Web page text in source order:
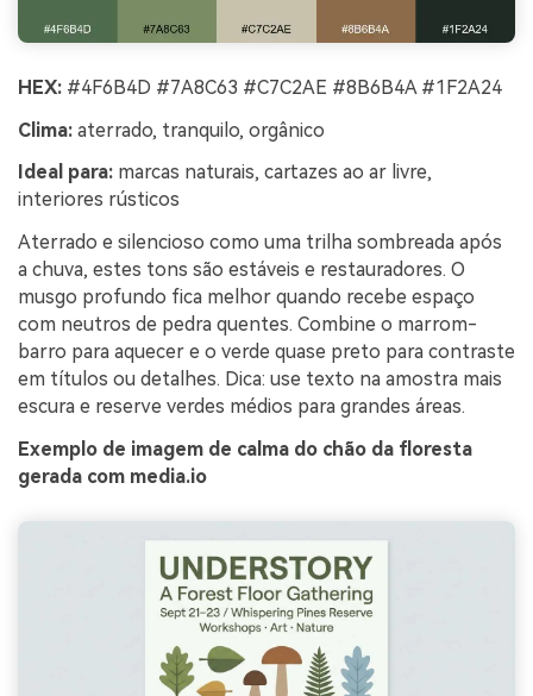
HEX: #4F6B4D #7A8C63 #C7C2AE #8B6B4A #1F2A24
Clima: aterrado, tranquilo, orgânico
Ideal para: marcas naturais, cartazes ao ar livre,
interiores rústicos
Aterrado e silencioso como uma trilha sombreada após
a chuva, estes tons são estáveis e restauradores. O
musgo profundo fica melhor quando recebe espaço
com neutros de pedra quentes. Combine o marrom-
barro para aquecer e o verde quase preto para contraste
em títulos ou detalhes. Dica: use texto na amostra mais
escura e reserve verdes médios para grandes áreas.
Exemplo de imagem de calma do chão da floresta
gerada com media.io